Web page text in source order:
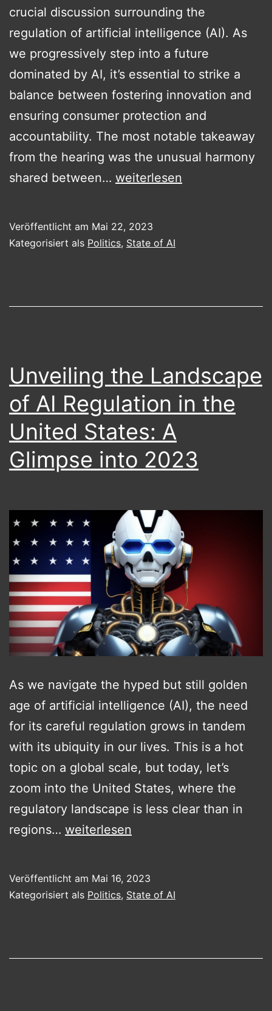
crucial discussion surrounding the
regulation of artificial intelligence (AI). As
we progressively step into a future
dominated by AI, it’s essential to strike a
balance between fostering innovation and
ensuring consumer protection and
accountability. The most notable takeaway
from the hearing was the unusual harmony
shared between… Unraveling
Regulation
Hearings
weiterlesen
Veröffentlicht am Mai 22, 2023
Kategorisiert als Politics, State of AI
Unveiling the Landscape
of AI Regulation in the
United States: A
Glimpse into 2023
As we navigate the hyped but still golden
age of artificial intelligence (AI), the need
for its careful regulation grows in tandem
with its ubiquity in our lives. This is a hot
topic on a global scale, but today, let’s
zoom into the United States, where the
regulatory landscape is less clear than in
regions… Unveiling
of
weiterlesen
Veröffentlicht am Mai 16, 2023
Kategorisiert als Politics, State of AI